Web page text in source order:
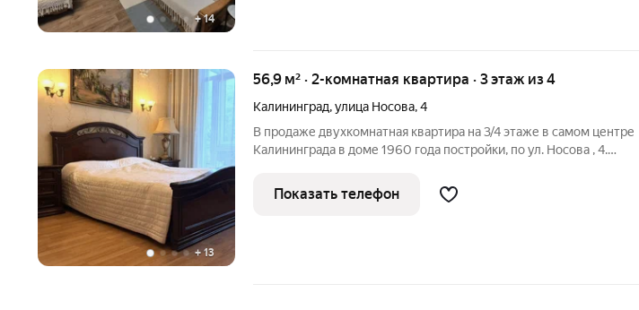
+14
+13
56,9 м² · 2-комнатная квартира · 3 этаж из 4
Калининград,улица Носова,4
В продаже двухкомнатная квартира на 3/4 этаже в самом центре
Калининграда в доме 1960 года постройки, по ул. Носова , 4.
Советский проспект, Репина. Общая площадь: 56,9 кв.м. , комнаты
13,3
Показать телефон